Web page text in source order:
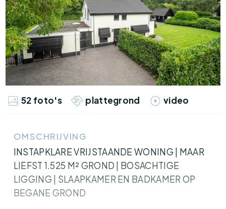
52 foto's plattegrond video
OMSCHRIJVING
INSTAPKLARE VRIJSTAANDE WONING | MAAR
LIEFST 1.525 M² GROND | BOSACHTIGE
LIGGING | SLAAPKAMER EN BADKAMER OP
BEGANE GROND